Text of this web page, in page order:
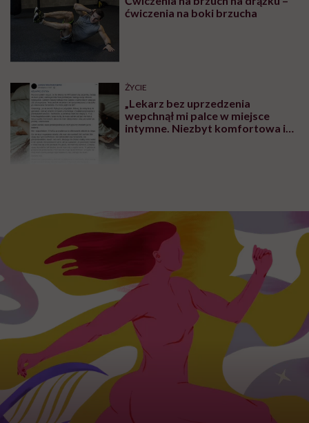
ćwiczenia na boki brzucha
ŻYCIE
„Lekarz bez uprzedzenia
wepchnął mi palce w miejsce
intymne. Niezbyt komfortowa i